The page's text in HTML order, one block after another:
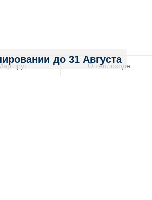
до 31 Августа
О теплоходе